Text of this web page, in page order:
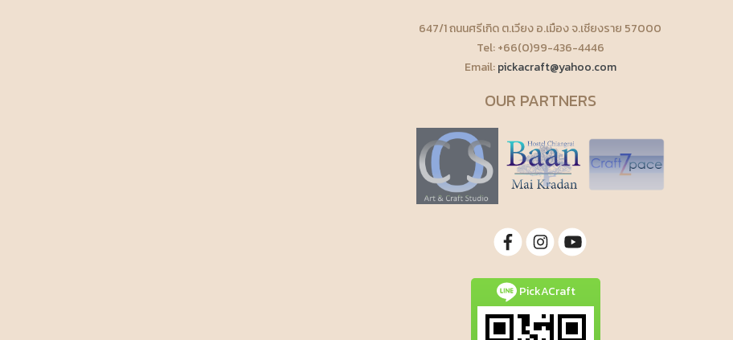
647/1 ถนนศรีเกิด ต.เวียง อ.เมือง จ.เชียงราย 57000
Tel: +66(0)99-436-4446
Email:pickacraft@yahoo.com
OUR PARTNERS
PickACraft